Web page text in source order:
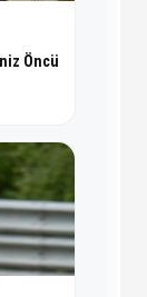
Öncü